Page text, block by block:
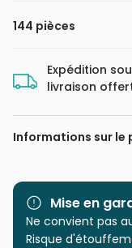
144 pièces
Expédition
livraison
Informations sur le
Marque
Catégorie
Mise en
Ne convient pas
Risque